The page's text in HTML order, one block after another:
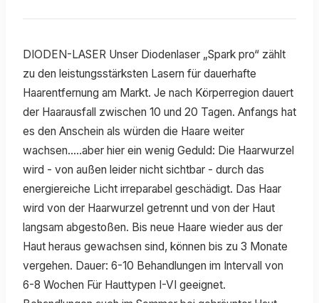
DIODEN-LASER Unser Diodenlaser „Spark pro“ zählt
zu den leistungsstärksten Lasern für dauerhafte
Haarentfernung am Markt. Je nach Körperregion dauert
der Haarausfall zwischen 10 und 20 Tagen. Anfangs hat
es den Anschein als würden die Haare weiter
wachsen.....aber hier ein wenig Geduld: Die Haarwurzel
wird - von außen leider nicht sichtbar - durch das
energiereiche Licht irreparabel geschädigt. Das Haar
wird von der Haarwurzel getrennt und von der Haut
langsam abgestoßen. Bis neue Haare wieder aus der
Haut heraus gewachsen sind, können bis zu 3 Monate
vergehen. Dauer: 6-10 Behandlungen im Intervall von
6-8 Wochen Für Hauttypen I-VI geeignet.